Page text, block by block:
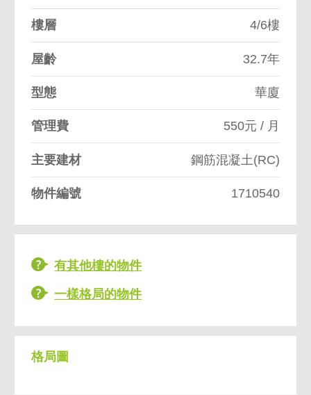
樓層 4/6樓
屋齡 32.7年
型態 華廈
管理費 550元 / 月
主要建材 鋼筋混凝土(RC)
物件編號 1710540
有其他樓的物件
一樣格局的物件
格局圖